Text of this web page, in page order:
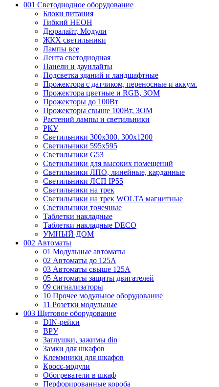
001 Светодиодное оборудование
Блоки питания
Гибкий НЕОН
Дюралайт, Модули
ЖКХ светильники
Лампы все
Лента светодиодная
Панели и даунлайты
Подсветка зданий и ландшафтные
Прожектора с датчиком, переносные и аккум.
Прожектора цветные и RGB, ЗОМ
Прожекторы до 100Вт
Прожекторы свыше 100Вт, ЗОМ
Растений лампы и светильники
РКУ
Светильники 300х300. 300х1200
Светильники 595х595
Светильники G53
Светильники для высоких помещений
Светильники ЛПО, линейные, карданные
Светильники ЛСП IP55
Светильники на трек
Светильники на трек WOLTA магнитные
Светильники точечные
Таблетки накладные
Таблетки накладные DECO
УМНЫЙ ДОМ
002 Автоматы
01 Модульные автоматы
02 Автоматы до 125А
03 Автоматы свыше 125А
05 Автоматы защиты двигателей
09 сигнализаторы
10 Прочее модульное оборудование
11 Розетки модульные
003 Щитовое оборудование
DIN-рейки
ВРУ
Заглушки, зажимы din
Замки для шкафов
Клеммники для шкафов
Кросс-модули
Обогреватели в шкаф
Перфорированные короба